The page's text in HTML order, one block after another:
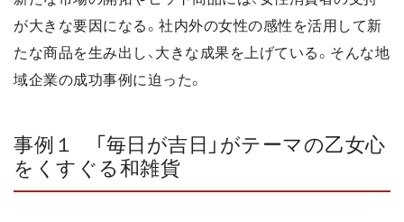
が大きな要因になる。社内外の女性の感性を活用して新
たな商品を生み出し、大きな成果を上げている。そんな地
域企業の成功事例に迫った。
事例１ 「毎日が吉日」がテーマの乙女心
をくすぐる和雑貨